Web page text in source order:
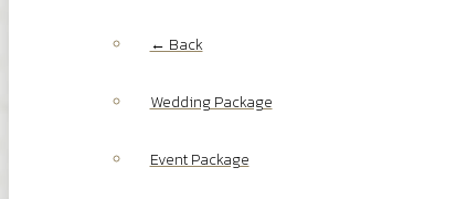
← Back
Wedding Package
Event Package